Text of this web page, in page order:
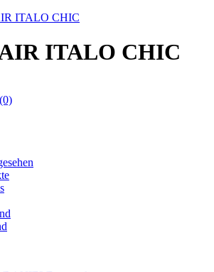
ITALO CHIC
ITALO CHIC